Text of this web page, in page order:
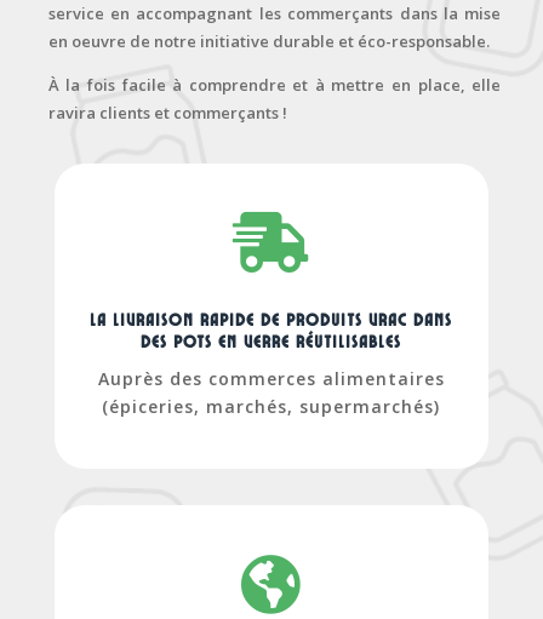
service en accompagnant les commerçants dans la mise
en oeuvre de notre initiative durable et éco-responsable.
À la fois facile à comprendre et à mettre en place, elle
ravira clients et commerçants !

La livraison rapide de produits vrac dans
des pots en verre réutilisables
Auprès des commerces alimentaires
(épiceries, marchés, supermarchés)
